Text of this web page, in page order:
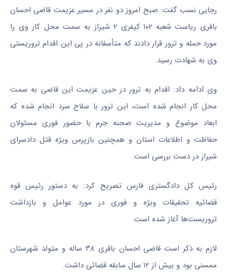
رجایی نسب گفت: صبح امروز دو نفر در مسیر عزیمت قاضی احسان
باقری ریاست شعبه ۱۰۲ کیفری ۲ شیراز به سمت محل کار وی را
مورد حمله و ترور قرار دادند که متأسفانه در پی این اقدام تروریستی
وی به شهادت رسید.‌
وی ادامه داد: اقدام به ترور در حین عزیمت این قاضی به سمت
محل کار انجام شده است، این ترور با سلاح سرد انجام شده که
ابعاد موضوع و مدیریت صحنه جرم با حضور فوری مسئولان
حفاظت و اطلاعات استان و همچنین بازپرس ویژه قتل دادسرای
شیراز در دست بررسی است.
رئیس کل دادگستری فارس تصریح کرد: به دستور رئیس قوه
قضائیه تحقیقات ویژه و فوری در مورد عوامل و بازداشت
تروریست‌ها آغاز شده است.
لازم به ذکر است قاضی احسان باقری ۳۸ ساله و متولد شهرستان
ممسنی بود و بیش از ۱۲ سال سابقه قضائی داشت.